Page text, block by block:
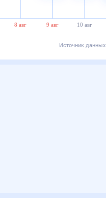
8 авг 9 авг 10 авг
Источник данных